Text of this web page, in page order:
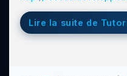
Lire la suite de